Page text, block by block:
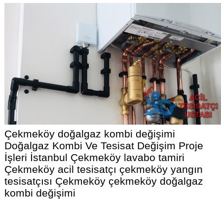
Çekmeköy doğalgaz kombi değişimi
Doğalgaz Kombi Ve Tesisat Değişim Proje
İşleri İstanbul Çekmeköy lavabo tamiri
Çekmeköy acil tesisatçı çekmeköy yangın
tesisatçısı Çekmeköy çekmeköy doğalgaz
kombi değişimi